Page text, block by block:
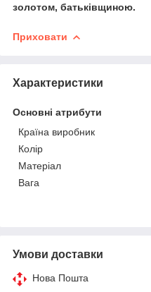
золотом, батьківщиною.
Приховати
Характеристики
Основні атрибути
Країна виробник
Колір
Матеріал
Вага
Умови доставки
Нова Пошта